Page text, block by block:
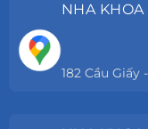
NHA KHOA
182 Cầu